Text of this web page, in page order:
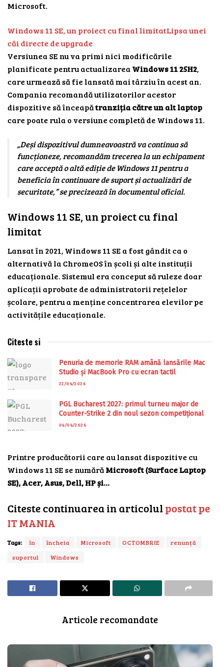
Microsoft.
Windows 11 SE, un proiect cu final limitatLipsa unei
căi directe de upgrade
Versiunea SE nu va primi nici modificările
planificate pentru actualizarea Windows 11 25H2,
care urmează să fie lansată mai târziu în acest an.
Compania recomandă utilizatorilor acestor
dispozitive să înceapătranziția către un alt laptop
care poate rula o versiune completă de Windows 11.
„Deși dispozitivul dumneavoastră va continua să
funcționeze, recomandăm trecerea la un echipament
care acceptă o altă ediție de Windows 11 pentru a
beneficia în continuare de suport și actualizări de
securitate,” se precizează în documentul oficial.
Windows 11 SE, un proiect cu final
limitat
Lansat în 2021, Windows 11 SE a fost gândit ca o
alternativă la ChromeOS în școli și alte instituții
educaționale. Sistemul era conceput să ruleze doar
aplicații aprobate de administratorii rețelelor
școlare, pentru a menține concentrarea elevilor pe
activitățile educaționale.
Citeste si
Penuria de memorie RAM amână lansările Mac
Studio și MacBook Pro cu ecran tactil
22/04/2026
PGL Bucharest 2027: primul turneu major de
Counter-Strike 2 din noul sezon competițional
04/04/2026
Printre producătorii care au lansat dispozitive cu
Windows 11 SE se numărăMicrosoft (Surface Laptop
SE), Acer, Asus, Dell, HP și…
Citeste continuarea in articolul postat pe
IT MANIA
Tags: în încheia Microsoft OCTOMBRIE
renunță
suportul
Windows
Articole recomandate